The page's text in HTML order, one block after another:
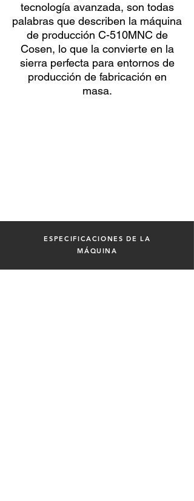
tecnología avanzada, son todas
palabras que describen la máquina
de producción C-510MNC de
Cosen, lo que la convierte en la
sierra perfecta para entornos de
producción de fabricación en
masa.
ESPECIFICACIONES DE LA
MÁQUINA